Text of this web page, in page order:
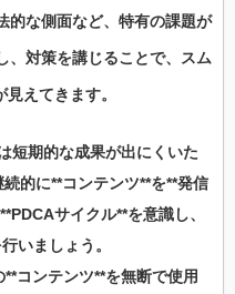
的な側面など、特有の課題が
、対策を講じることで、スム
えてきます。
短期的な成果が出にくいた
的に**コンテンツ**を**発信
サイクル**を意識し、
いましょう。
コンテンツ**を無断で使用